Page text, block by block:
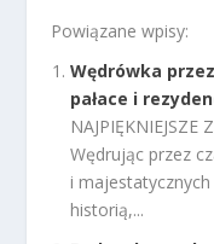
Powiązane wpisy:
Wędrówka
pałace i
NAJPIĘKNIEJSZE
Wędrując przez
i
historią,...